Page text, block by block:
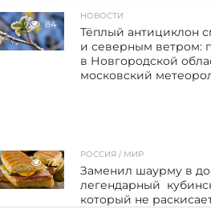
84
НОВОСТИ
Тёплый антициклон
и северным ветром:
в Новгородской
московский
72
РОССИЯ / МИР
Заменил шаурму в
легендарный
который не